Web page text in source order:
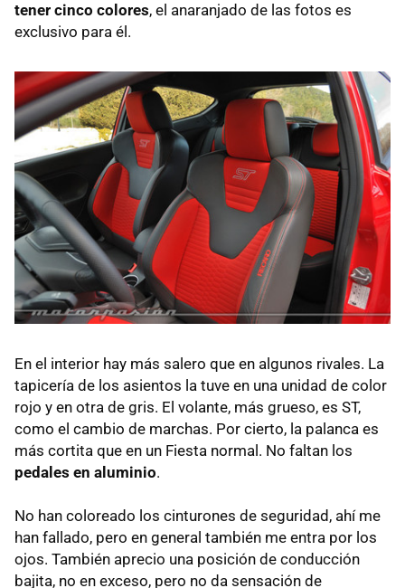
tener cinco colores, el anaranjado de las fotos es
exclusivo para él.
En el interior hay más salero que en algunos rivales. La
tapicería de los asientos la tuve en una unidad de color
rojo y en otra de gris. El volante, más grueso, es ST,
como el cambio de marchas. Por cierto, la palanca es
más cortita que en un Fiesta normal. No faltan los
pedales en aluminio.
No han coloreado los cinturones de seguridad, ahí me
han fallado, pero en general también me entra por los
ojos. También aprecio una posición de conducción
bajita, no en exceso, pero no da sensación de